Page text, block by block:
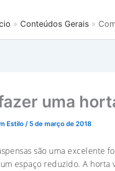
Conteúdos Gerais
uma
Estilo / 5 de março de 2018
são uma excelente
espaço reduzido. A